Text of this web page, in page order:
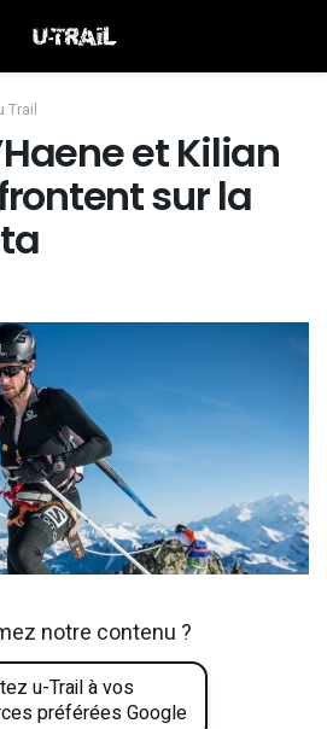
Trail
et Kilian
sur la
notre contenu ?
u-Trail à vos
préférées Google